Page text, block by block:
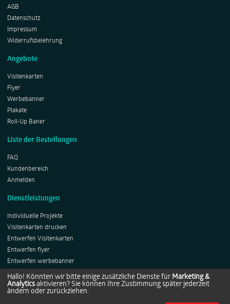
AGB
Datenschutz
Impressum
Widerrufsbelehrung
Angebote
Visitenkarten
Flyer
Werbebanner
Plakate
Roll-Up Baner
Liste der Bestellungen
FAQ
Kundenbereich
Anmelden
Dienstleistungen
Individuelle Projekte
Visitenkarten drucken
Entwerfen Visitenkarten
Entwerfen flyer
Entwerfen werbebanner
Entwerfen Plakates
Entwerfen Roll-ups
Hallo! Könnten wir bitte einige zusätzliche Dienste für Marketing &
Analytics aktivieren? Sie können Ihre Zustimmung später jederzeit
ändern oder zurückziehen.